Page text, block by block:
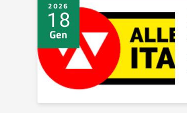
2026
18
Gen